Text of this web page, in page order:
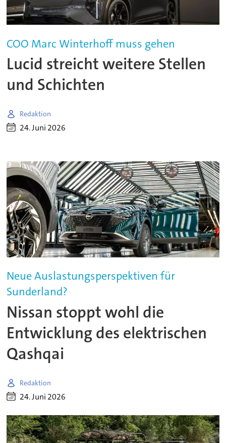
COO Marc Winterhoff muss gehen
Lucid streicht weitere Stellen
und Schichten
Redaktion
24. Juni 2026
Neue Auslastungsperspektiven für
Sunderland?
Nissan stoppt wohl die
Entwicklung des elektrischen
Qashqai
Redaktion
24. Juni 2026